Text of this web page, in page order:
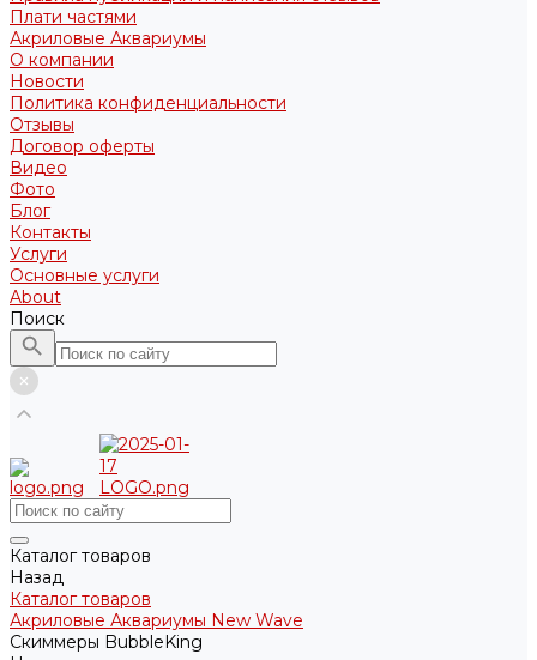
Плати частями
Акриловые Аквариумы
О компании
Новости
Политика конфиденциальности
Отзывы
Договор оферты
Видео
Фото
Блог
Контакты
Услуги
Основные услуги
About
Поиск
Каталог товаров
Назад
Каталог товаров
Акриловые Аквариумы New Wave
Скиммеры BubbleKing